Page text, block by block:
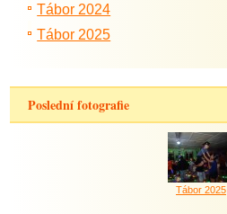
Tábor 2024
Tábor 2025
Poslední fotografie
Tábor 2025